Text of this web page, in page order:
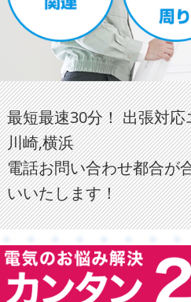
最短最速30分！ 出張対応
川崎,横浜
電話お問い合わせ都合が
いいたします！